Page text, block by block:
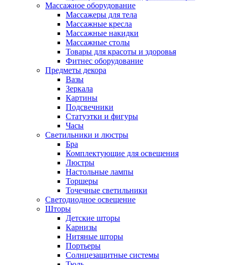
Массажное оборудование
Массажеры для тела
Массажные кресла
Массажные накидки
Массажные столы
Товары для красоты и здоровья
Фитнес оборудование
Предметы декора
Вазы
Зеркала
Картины
Подсвечники
Статуэтки и фигуры
Часы
Светильники и люстры
Бра
Комплектующие для освещения
Люстры
Настольные лампы
Торшеры
Точечные светильники
Светодиодное освещение
Шторы
Детские шторы
Карнизы
Нитяные шторы
Портьеры
Солнцезащитные системы